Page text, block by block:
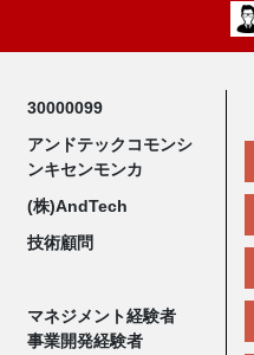
30000099
アンドテックコモンシ
ンキセンモンカ
(株)AndTech
技術顧問
マネジメント経験者
事業開発経験者